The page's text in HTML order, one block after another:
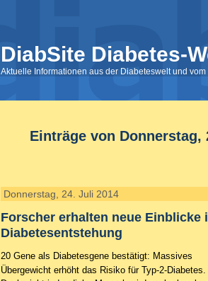
DiabSite Diabetes-
Aktuelle Informationen aus der Diabeteswelt und
Einträge von Donnerstag,
Donnerstag, 24. Juli 2014
Forscher erhalten neue Einblicke
Diabetesentstehung
20 Gene als Diabetesgene bestätigt: Massives
Übergewicht erhöht das Risiko für Typ-2-Diabetes.